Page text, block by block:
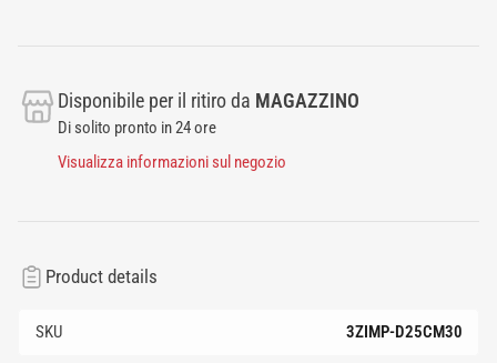
Disponibile per il ritiro da MAGAZZINO
Di solito pronto in 24 ore
Visualizza informazioni sul negozio
Product details
SKU 3ZIMP-D25CM30